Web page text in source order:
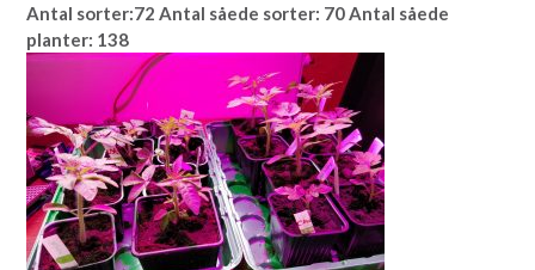
Antal sorter:72 Antal såede sorter: 70 Antal såede
planter: 138